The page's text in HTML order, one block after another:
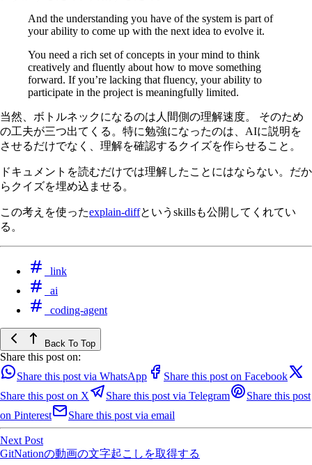
And the understanding you have of the system is part of
your ability to come up with the next idea to evolve it.
You need a rich set of concepts in your mind to think
creatively and fluently about how to move something
forward. If you’re lacking that fluency, your ability to
participate in the project is meaningfully limited.
当然、ボトルネックになるのは人間側の理解速度。 そのため
の工夫が三つ出てくる。特に勉強になったのは、AIに説明を
させるだけでなく、理解を確認するクイズを作らせること。
ドキュメントを読むだけでは理解したことにはならない。だか
らクイズを埋め込ませる。
この考えを使ったexplain-diffというskillsも公開してくれてい
る。
link
ai
coding-agent
Back To Top
Share this post on:
Share this post via WhatsApp
Share this post on Facebook
Share this post on X
Share this post via Telegram
Share this post
on Pinterest
Share this post via email
Next Post
GitNationの動画の文字起こしを取得する